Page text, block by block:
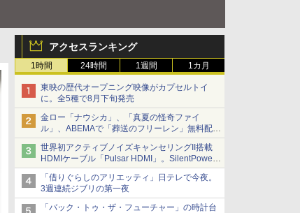
アクセスランキング
1時間 24時間 1週間 1カ月
東映の歴代オープニング映像がカプセルトイ
に。全5種で8月下旬発売
金ロー「ナウシカ」、「真夏の怪奇ファイ
ル」、ABEMAで「葬送のフリーレン」無料配信
など。夏の特番・配信情報
世界初アクティブノイズキャンセリングII搭載
HDMIケーブル「Pulsar HDMI」。SilentPower
から
「借りぐらしのアリエッティ」日テレで今夜。
3週連続ジブリの第一夜
「バック・トゥ・ザ・フューチャー」の時計台